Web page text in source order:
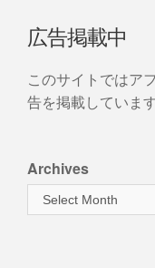
広告掲載中
このサイトではア
告を掲載しています
Archives